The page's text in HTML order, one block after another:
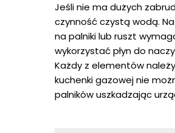
Jeśli nie ma dużych
czynność czystą wodą.
na palniki lub ruszt
wykorzystać płyn do
Każdy z elementów
kuchenki gazowej nie
palników uszkadzając